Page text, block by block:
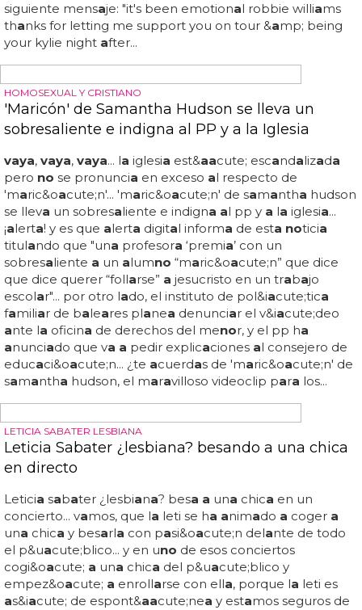
espectacular y unos min&ua cute;sculos slips... ¿quieres
verle enacci&oacute;n? totalmente nsfw, aqu&ia cute;
tienesafreddie fox desnudo f*ll
series gays brit&aacute;nic
'banana' y 'tofu' yallevaemitidos 3 episodios (3 episodios
cadauna), y sin dudapodemos...
DOING IT FOR THE KIDS
¡ vayapiernas y vayafigur
¿qu&ea cute; opinar&aacute; kylie minogue de que olly
copie su m&i
williams y olly murs se haestrecha do mucho dura
giradel ta ke that... miraen el siguiente v&iacute;deo un
de lasactuaciones dondeambos cant aban juntos 'kids'...
olly murs, disfraza do de kylie mi nogue: el canta
celebra a s&ia cute; el haber sido as&i acute; el telonero
de robbie williams en su gira , con el que cantab a'kids'...
el cant ante de 'troublema ker' compart&iacute;a ayer